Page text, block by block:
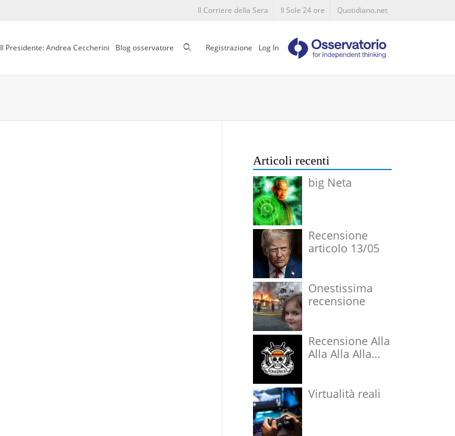
Il Corriere della Sera Il Sole 24 ore Quotidiano.net
Il Presidente: Andrea Ceccherini Blog osservatore CercaRegistrazione Log In
Articoli recenti
big Neta
Recensione
articolo 13/05
Onestissima
recensione
Recensione Alla
Alla Alla Alla
Virtualità reali